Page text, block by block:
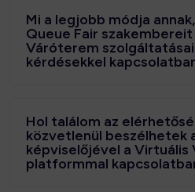
Mi a legjobb módja
Queue Fair
Váróterem
kérdésekkel
Hol találom az
közvetlenül beszélhetek
képviselőjével a Virtuális
platformmal